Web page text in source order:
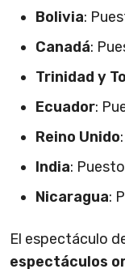
Bolivia:
Canadá:
Trinidad y
Ecuador:
Reino Unido
India:
Nicaragua:
El espectáculo
espectáculos